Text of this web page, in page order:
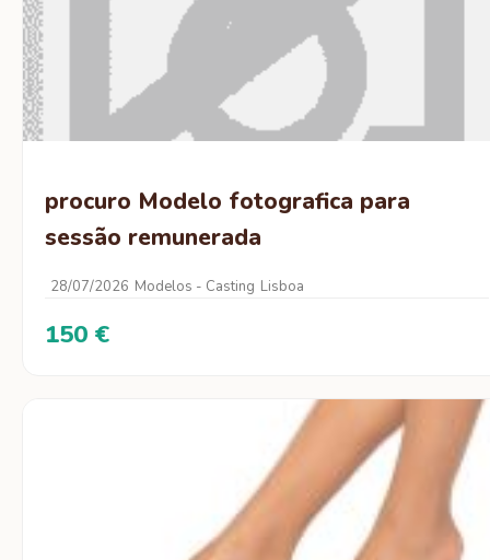
procuro Modelo fotografica para
sessão remunerada
28/07/2026 Modelos - Casting Lisboa
150 €